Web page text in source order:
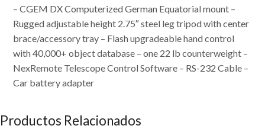
– CGEM DX Computerized German Equatorial mount –
Rugged adjustable height 2.75″ steel leg tripod with center
brace/accessory tray – Flash upgradeable hand control
with 40,000+ object database – one 22 lb counterweight –
NexRemote Telescope Control Software – RS-232 Cable –
Car battery adapter
Productos Relacionados